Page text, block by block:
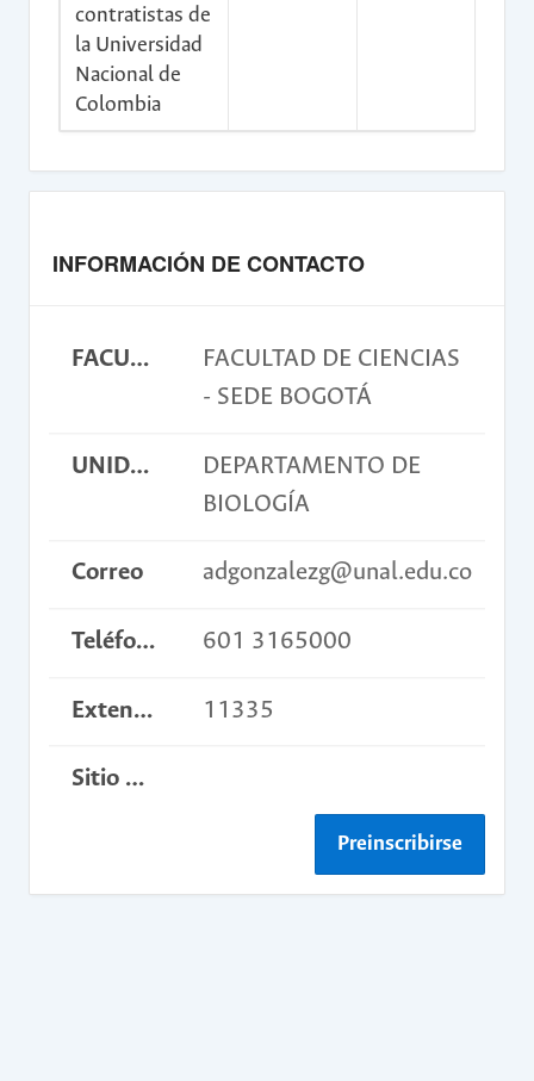
contratistas de
la Universidad
Nacional de
Colombia
INFORMACIÓN DE CONTACTO
FACULTAD
FACULTAD DE CIENCIAS
- SEDE BOGOTÁ
UNIDAD ACADÉMICA BÁSICA
DEPARTAMENTO DE
BIOLOGÍA
Correo adgonzalezg@unal.edu.co
Teléfono 601 3165000
Extensión 11335
Sitio web del curso
Preinscribirse